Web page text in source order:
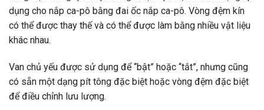
dụng cho nắp ca-pô bằng đai ốc nắp ca-pô. Vòng đệm kín
có thể được thay thế và có thể được làm bằng nhiều vật liệu
khác nhau.
Van chủ yếu được sử dụng để “bật” hoặc “tắt”, nhưng cũng
có sẵn một dạng pít tông đặc biệt hoặc vòng đệm đặc biệt
để điều chỉnh lưu lượng.